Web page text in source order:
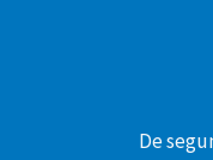
De